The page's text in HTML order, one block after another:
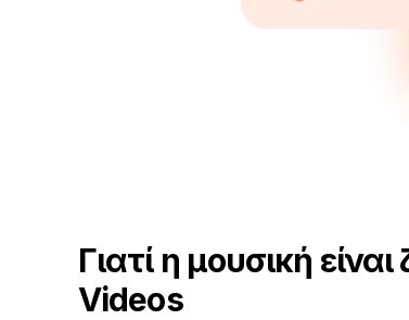
Γιατί η μουσική
Videos